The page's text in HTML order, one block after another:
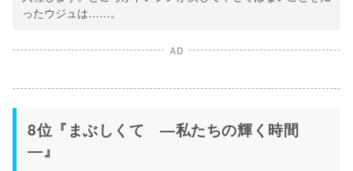
ったウジュは……。
AD
8位『まぶしくて ―私たちの輝く時間
―』